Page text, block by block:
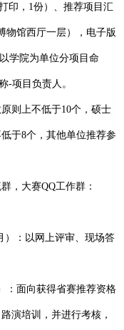
印， 1 份）、推荐项目汇
物馆西厅一层），电子版
以学院为单位分项目命
-项目负责人。
则上不低于10个，硕士
于8个，其他单位推荐参
，大赛QQ工作群：
）：以网上评审、现场答
：面向获得省赛推荐资格
演培训，并进行考核，